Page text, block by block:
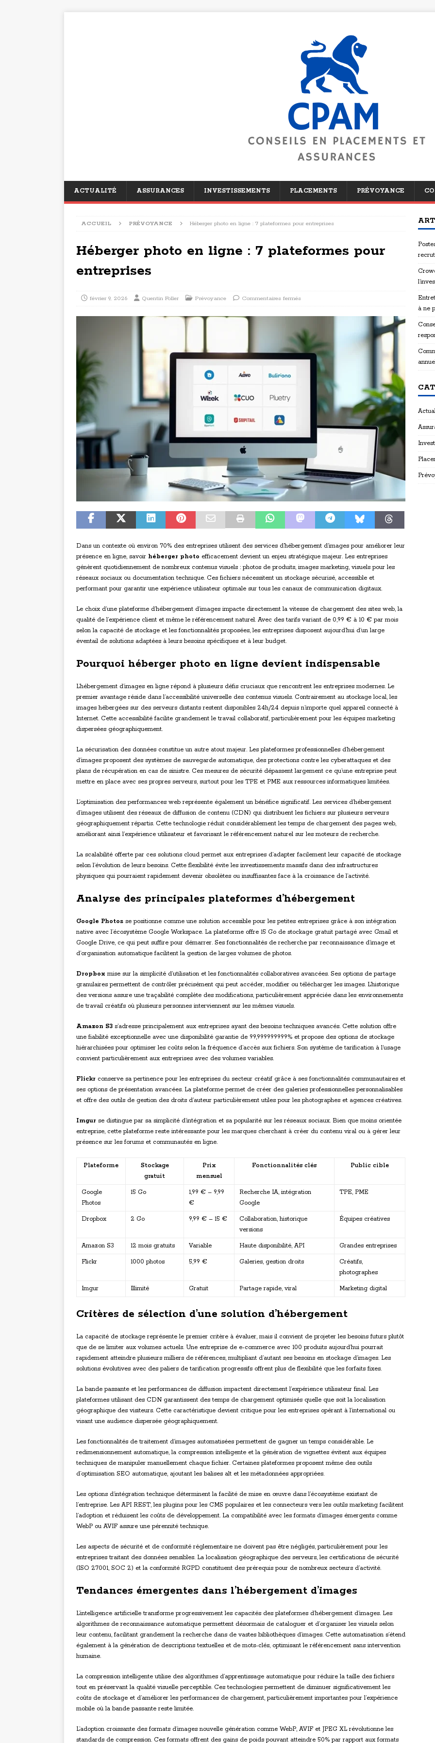
ACTUALITÉ ASSURANCES INVESTISSEMENTS PLACEMENTS PRÉVOYANCE
ACCUEIL PRÉVOYANCE Héberger photo en ligne : 7 plateformes pour entreprises
Héberger photo en ligne : 7 plateformes pour
entreprises
février 9, 2026 Quentin Foller Prévoyance Commentaires fermés
Dans un contexte où environ 70% des entreprises utilisent des services d’hébergement d’images pour améliorer leur
présence en ligne, savoir héberger photo efficacement devient un enjeu stratégique majeur. Les entreprises
génèrent quotidiennement de nombreux contenus visuels : photos de produits, images marketing, visuels pour les
réseaux sociaux ou documentation technique. Ces fichiers nécessitent un stockage sécurisé, accessible et
performant pour garantir une expérience utilisateur optimale sur tous les canaux de communication digitaux.
Le choix d’une plateforme d’hébergement d’images impacte directement la vitesse de chargement des sites web, la
qualité de l’expérience client et même le référencement naturel. Avec des tarifs variant de 0,99 € à 10 € par mois
selon la capacité de stockage et les fonctionnalités proposées, les entreprises disposent aujourd’hui d’un large
éventail de solutions adaptées à leurs besoins spécifiques et à leur budget.
Pourquoi héberger photo en ligne devient indispensable
L’hébergement d’images en ligne répond à plusieurs défis cruciaux que rencontrent les entreprises modernes. Le
premier avantage réside dans l’accessibilité universelle des contenus visuels. Contrairement au stockage local, les
images hébergées sur des serveurs distants restent disponibles 24h/24 depuis n’importe quel appareil connecté à
Internet. Cette accessibilité facilite grandement le travail collaboratif, particulièrement pour les équipes marketing
dispersées géographiquement.
La sécurisation des données constitue un autre atout majeur. Les plateformes professionnelles d’hébergement
d’images proposent des systèmes de sauvegarde automatique, des protections contre les cyberattaques et des
plans de récupération en cas de sinistre. Ces mesures de sécurité dépassent largement ce qu’une entreprise peut
mettre en place avec ses propres serveurs, surtout pour les TPE et PME aux ressources informatiques limitées.
L’optimisation des performances web représente également un bénéfice significatif. Les services d’hébergement
d’images utilisent des réseaux de diffusion de contenu (CDN) qui distribuent les fichiers sur plusieurs serveurs
géographiquement répartis. Cette technologie réduit considérablement les temps de chargement des pages web,
améliorant ainsi l’expérience utilisateur et favorisant le référencement naturel sur les moteurs de recherche.
La scalabilité offerte par ces solutions cloud permet aux entreprises d’adapter facilement leur capacité de stockage
selon l’évolution de leurs besoins. Cette flexibilité évite les investissements massifs dans des infrastructures
physiques qui pourraient rapidement devenir obsolètes ou insuffisantes face à la croissance de l’activité.
Analyse des principales plateformes d’hébergement
Google Photos se positionne comme une solution accessible pour les petites entreprises grâce à son intégration
native avec l’écosystème Google Workspace. La plateforme offre 15 Go de stockage gratuit partagé avec Gmail et
Google Drive, ce qui peut suffire pour démarrer. Ses fonctionnalités de recherche par reconnaissance d’image et
d’organisation automatique facilitent la gestion de larges volumes de photos.
Dropbox mise sur la simplicité d’utilisation et les fonctionnalités collaboratives avancées. Ses options de partage
granulaires permettent de contrôler précisément qui peut accéder, modifier ou télécharger les images. L’historique
des versions assure une traçabilité complète des modifications, particulièrement appréciée dans les environnements
de travail créatifs où plusieurs personnes interviennent sur les mêmes visuels.
Amazon S3 s’adresse principalement aux entreprises ayant des besoins techniques avancés. Cette solution offre
une fiabilité exceptionnelle avec une disponibilité garantie de 99,999999999% et propose des options de stockage
hiérarchisées pour optimiser les coûts selon la fréquence d’accès aux fichiers. Son système de tarification à l’usage
convient particulièrement aux entreprises avec des volumes variables.
Flickr conserve sa pertinence pour les entreprises du secteur créatif grâce à ses fonctionnalités communautaires et
ses options de présentation avancées. La plateforme permet de créer des galeries professionnelles personnalisables
et offre des outils de gestion des droits d’auteur particulièrement utiles pour les photographes et agences créatives.
Imgur se distingue par sa simplicité d’intégration et sa popularité sur les réseaux sociaux. Bien que moins orientée
entreprise, cette plateforme reste intéressante pour les marques cherchant à créer du contenu viral ou à gérer leur
présence sur les forums et communautés en ligne.
Plateforme
Stockage
gratuit
Prix
mensuel
Fonctionnalités clés Public cible
Google
Photos
15 Go
1,99 € – 9,99
€
Recherche IA, intégration
Google
TPE, PME
Dropbox 2 Go 9,99 € – 15 €
Collaboration, historique
versions
Équipes créatives
Amazon S3 12 mois gratuits Variable Haute disponibilité, API Grandes entreprises
Flickr 1000 photos 5,99 € Galeries, gestion droits
Créatifs,
photographes
Imgur Illimité Gratuit Partage rapide, viral Marketing digital
Critères de sélection d’une solution d’hébergement
La capacité de stockage représente le premier critère à évaluer, mais il convient de projeter les besoins futurs plutôt
que de se limiter aux volumes actuels. Une entreprise de e-commerce avec 100 produits aujourd’hui pourrait
rapidement atteindre plusieurs milliers de références, multipliant d’autant ses besoins en stockage d’images. Les
solutions évolutives avec des paliers de tarification progressifs offrent plus de flexibilité que les forfaits fixes.
La bande passante et les performances de diffusion impactent directement l’expérience utilisateur final. Les
plateformes utilisant des CDN garantissent des temps de chargement optimisés quelle que soit la localisation
géographique des visiteurs. Cette caractéristique devient critique pour les entreprises opérant à l’international ou
visant une audience dispersée géographiquement.
Les fonctionnalités de traitement d’images automatisées permettent de gagner un temps considérable. Le
redimensionnement automatique, la compression intelligente et la génération de vignettes évitent aux équipes
techniques de manipuler manuellement chaque fichier. Certaines plateformes proposent même des outils
d’optimisation SEO automatique, ajoutant les balises alt et les métadonnées appropriées.
Les options d’intégration technique déterminent la facilité de mise en œuvre dans l’écosystème existant de
l’entreprise. Les API REST, les plugins pour les CMS populaires et les connecteurs vers les outils marketing facilitent
l’adoption et réduisent les coûts de développement. La compatibilité avec les formats d’images émergents comme
WebP ou AVIF assure une pérennité technique.
Les aspects de sécurité et de conformité réglementaire ne doivent pas être négligés, particulièrement pour les
entreprises traitant des données sensibles. La localisation géographique des serveurs, les certifications de sécurité
(ISO 27001, SOC 2) et la conformité RGPD constituent des prérequis pour de nombreux secteurs d’activité.
Tendances émergentes dans l’hébergement d’images
L’intelligence artificielle transforme progressivement les capacités des plateformes d’hébergement d’images. Les
algorithmes de reconnaissance automatique permettent désormais de cataloguer et d’organiser les visuels selon
leur contenu, facilitant grandement la recherche dans de vastes bibliothèques d’images. Cette automatisation s’étend
également à la génération de descriptions textuelles et de mots-clés, optimisant le référencement sans intervention
humaine.
La compression intelligente utilise des algorithmes d’apprentissage automatique pour réduire la taille des fichiers
tout en préservant la qualité visuelle perceptible. Ces technologies permettent de diminuer significativement les
coûts de stockage et d’améliorer les performances de chargement, particulièrement importantes pour l’expérience
mobile où la bande passante reste limitée.
L’adoption croissante des formats d’images nouvelle génération comme WebP, AVIF et JPEG XL révolutionne les
standards de compression. Ces formats offrent des gains de poids pouvant atteindre 50% par rapport aux formats
à ne